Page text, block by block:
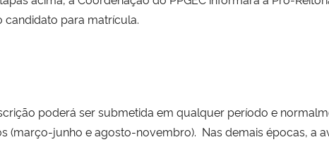
candidato para matrícula.
poderá ser submetida em qualquer período e
(março-junho e agosto-novembro). Nas demais épocas, a